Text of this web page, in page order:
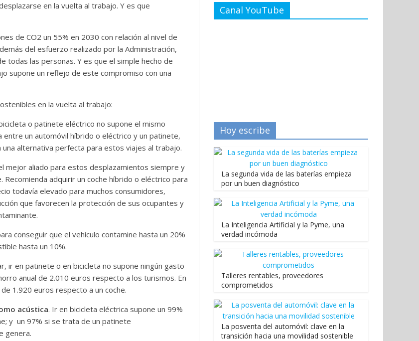
en la vuelta al trabajo. Y es que
de CO2 un 55% en 2030 con relación al nivel de
del esfuerzo realizado por la Administración,
las personas. Y es que el simple hecho de
supone un reflejo de este compromiso con una
en la vuelta al trabajo:
o patinete eléctrico no supone el mismo
un automóvil híbrido o eléctrico y un patinete,
alternativa perfecta para estos viajes al trabajo.
mejor aliado para estos desplazamientos siempre y
adquirir un coche híbrido o eléctrico para
todavía elevado para muchos consumidores,
que favorecen la protección de sus ocupantes y
conseguir que el vehículo contamine hasta un 20%
hasta un 10%.
ir en patinete o en bicicleta no supone ningún gasto
anual de 2.010 euros respecto a los turismos. En
1.920 euros respecto a un coche.
acústica. Ir en bicicleta eléctrica supone un 99%
y un 97% si se trata de un patinete
genera.
Canal YouTube
Hoy escribe
La segunda vida de las baterías empieza
por un buen diagnóstico
La Inteligencia Artificial y la Pyme, una
verdad incómoda
Talleres rentables, proveedores
comprometidos
La posventa del automóvil: clave en la
transición hacia una movilidad sostenible